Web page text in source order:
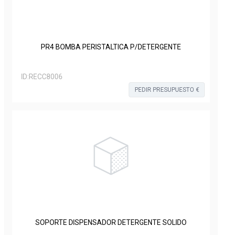
PR4 BOMBA PERISTALTICA P/DETERGENTE
ID:RECC8006
PEDIR PRESUPUESTO €
SOPORTE DISPENSADOR DETERGENTE SOLIDO